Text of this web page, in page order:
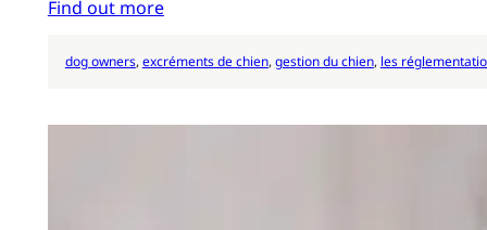
Find out more
dog owners, excréments de chien, gestion du chien, les